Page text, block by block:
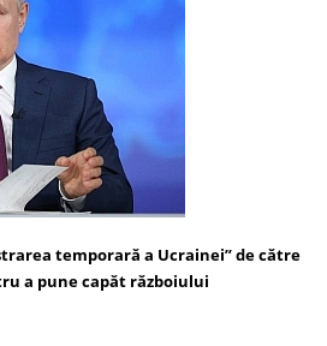
temporară a Ucrainei” de către
a pune capăt războiului